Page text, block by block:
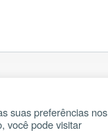
Pedido de Oração
suas preferências nos
você pode visitar